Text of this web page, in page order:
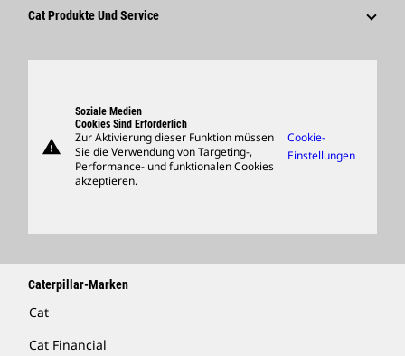
Innovation
Lieferanten
Cat Produkte Und Service
Support
Merchandise
Händler Suchen
warning
Soziale Medien
Cookies Sind Erforderlich
Zur Aktivierung dieser Funktion müssen
Sie die Verwendung von Targeting-,
Performance- und funktionalen Cookies
akzeptieren.
Cookie-
Einstellungen
Caterpillar-Marken
Cat
Cat Financial